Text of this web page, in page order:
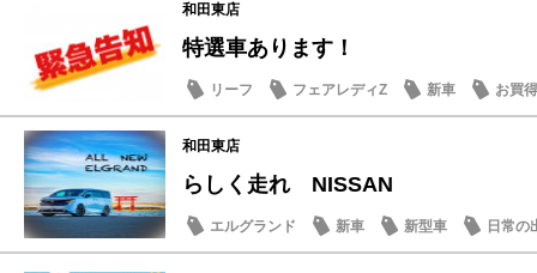
和田東店
特選車あります！
リーフ フェアレディZ 新車 お買
和田東店
らしく走れ NISSAN
エルグランド 新車 新型車 日常の